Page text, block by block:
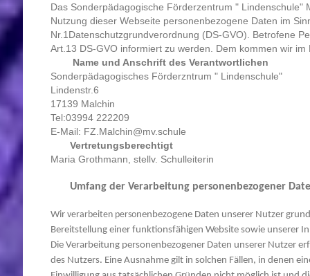
Das Sonderpädagogische Förderzentrum " Lindenschule"
Nutzung dieser Webseite personenbezogene Daten im
Nr.1Datenschutzgrundverordnung (DS-GVO). Betrofene
Art.13 DS-GVO informiert zu werden. Dem kommen wir im
Name und Anschrift des Verantwortlichen
Sonderpädagogisches Förderzntrum " Lindenschule"
Lindenstr.6
17139 Malchin
Tel:03994 222209
E-Mail: FZ.Malchin@mv.schule
Vertretungsberechtigt
Maria Grothmann, stellv. Schulleiterin
Umfang der Verarbeitung personenbezogener
Wir verarbeiten personenbezogene Daten unserer Nutzer
Bereitstellung einer funktionsfähigen Website sowie unserer
Die Verarbeitung personenbezogener Daten unserer Nutzer
des Nutzers. Eine Ausnahme gilt in solchen Fällen, in denen